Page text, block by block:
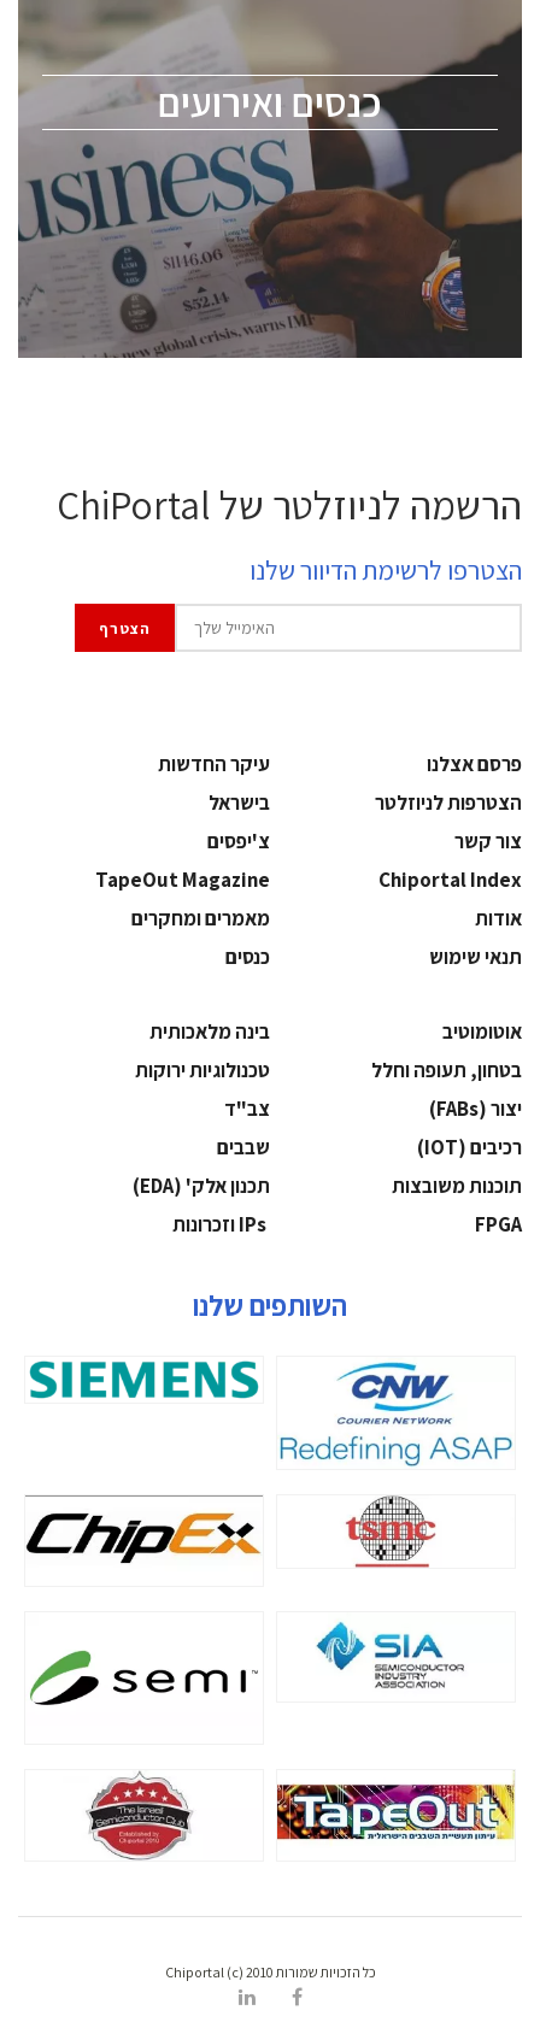
כנסים ואירועים
לכל העוסקים בתעשיית הסמיקונדקטור כולל מהנדסים,
ChipEx2026 will be held on May 12-13, 2026. The
conference is intended for everyone involved in the
semiconductor industry, including engineers,
professional experts, and senior executives.
לחץ לפרטים
הרשמה לניוזלטר של ChiPortal
הצטרפו לרשימת הדיוור שלנו
פרסם אצלנו
עיקר החדשות
הצטרפות לניוזלטר
בישראל
צור קשר
צ'יפסים
Chiportal Index
TapeOut Magazine
אודות
מאמרים ומחקרים
תנאי שימוש
כנסים
אוטומוטיב
בינה מלאכותית
בטחון, תעופה וחלל
‫טכנולוגיות ירוקות‬
‫יצור (‪(FABs‬‬
‫צב"ד‬
‫רכיבים‬ (IOT)
‫שבבים‬
‫תוכנות משובצות‬
‫תכנון אלק' (‪(EDA‬‬
‫‪FPGA‬‬
השותפים שלנו
כל הזכויות שמורות Chiportal (c) 2010